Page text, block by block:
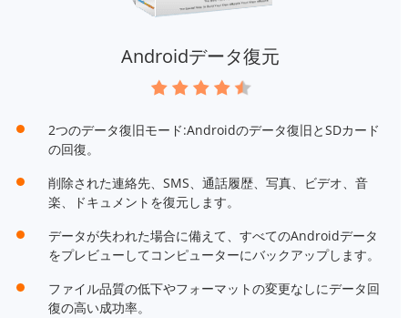
Androidデータ復元
2つのデータ復旧モード:Androidのデータ復旧とSDカード
の回復。
削除された連絡先、SMS、通話履歴、写真、ビデオ、音
楽、ドキュメントを復元します。
データが失われた場合に備えて、すべてのAndroidデータ
をプレビューしてコンピューターにバックアップします。
ファイル品質の低下やフォーマットの変更なしにデータ回
復の高い成功率。